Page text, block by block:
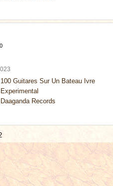
100 Guitares Sur Un Bateau Ivre
Experimental
Daaganda Records